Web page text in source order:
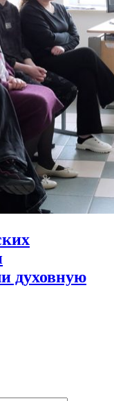
духовную